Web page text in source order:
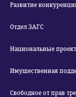
Развитие
Отдел ЗАГС
Национальные
Имущественная
Свободное от прав